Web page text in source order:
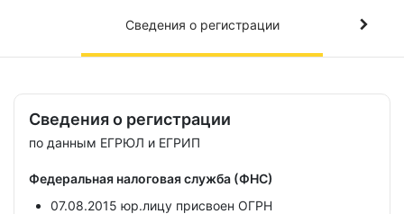
Сведения о регистрации
Сведения о регистрации
по данным ЕГРЮЛ и ЕГРИП
Федеральная налоговая служба (ФНС)
07.08.2015 юр.лицу присвоен ОГРН